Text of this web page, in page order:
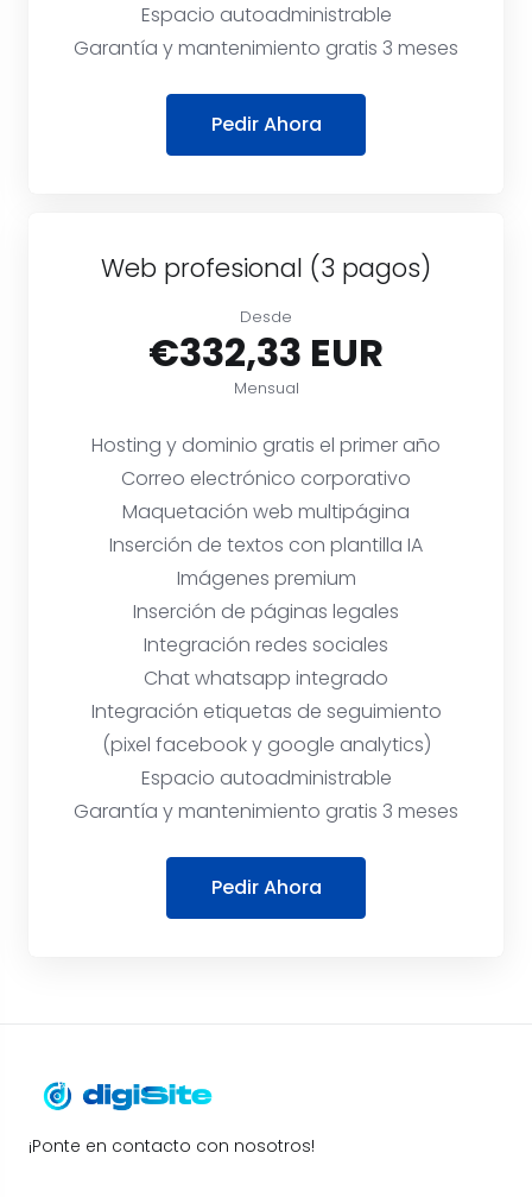
Espacio autoadministrable
Garantía y mantenimiento gratis 3 meses
Pedir Ahora
Web profesional (3 pagos)
Desde
€332,33 EUR
Mensual
Hosting y dominio gratis el primer año
Correo electrónico corporativo
Maquetación web multipágina
Inserción de textos con plantilla IA
Imágenes premium
Inserción de páginas legales
Integración redes sociales
Chat whatsapp integrado
Integración etiquetas de seguimiento
(pixel facebook y google analytics)
Espacio autoadministrable
Garantía y mantenimiento gratis 3 meses
Pedir Ahora
¡Ponte en contacto con nosotros!